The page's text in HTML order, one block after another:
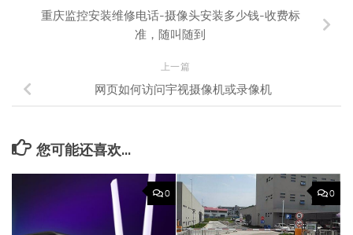
重庆监控安装维修电话-摄像头安装多少钱-收费标
准，随叫随到
上一篇
网页如何访问宇视摄像机或录像机
您可能还喜欢...
0 0